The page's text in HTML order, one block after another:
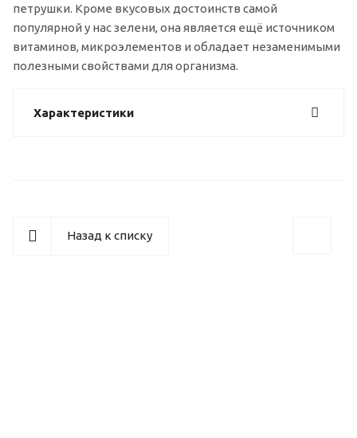
петрушки. Кроме вкусовых достоинств самой
популярной у нас зелени, она является ещё источником
витаминов, микроэлементов и обладает незаменимыми
полезными свойствами для организма.
Характеристики
Назад к списку